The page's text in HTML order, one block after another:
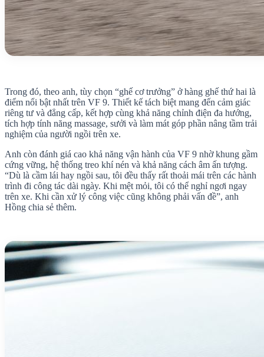
Trong đó, theo anh, tùy chọn “ghế cơ trưởng” ở hàng ghế thứ hai là
điểm nổi bật nhất trên VF 9. Thiết kế tách biệt mang đến cảm giác
riêng tư và đẳng cấp, kết hợp cùng khả năng chỉnh điện đa hướng,
tích hợp tính năng massage, sưởi và làm mát góp phần nâng tầm trải
nghiệm của người ngồi trên xe.
Anh còn đánh giá cao khả năng vận hành của VF 9 nhờ khung gầm
cứng vững, hệ thống treo khí nén và khả năng cách âm ấn tượng.
“Dù là cầm lái hay ngồi sau, tôi đều thấy rất thoải mái trên các hành
trình đi công tác dài ngày. Khi mệt mỏi, tôi có thể nghỉ ngơi ngay
trên xe. Khi cần xử lý công việc cũng không phải vấn đề”, anh
Hồng chia sẻ thêm.